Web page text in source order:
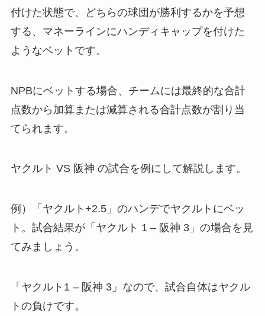
付けた状態で、どちらの球団が勝利するかを予想
する、マネーラインにハンディキャップを付けた
ようなベットです。
NPBにベットする場合、チームには最終的な合計
点数から加算または減算される合計点数が割り当
てられます。
ヤクルト VS 阪神 の試合を例にして解説します。
例）「ヤクルト+2.5」のハンデでヤクルトにベッ
ト。試合結果が「ヤクルト 1 – 阪神 3」の場合を見
てみましょう。
「ヤクルト1 – 阪神 3」なので、試合自体はヤクル
トの負けです。